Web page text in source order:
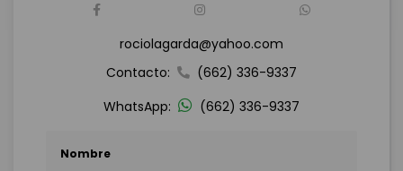
rociolagarda@yahoo.com
Contacto:
(662) 336-9337
WhatsApp:
(662) 336-9337